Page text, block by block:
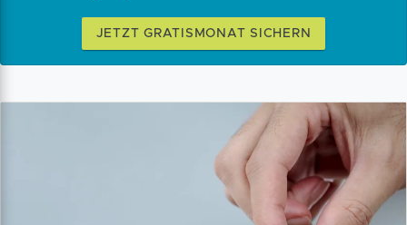
JETZT GRATISMONAT SICHERN